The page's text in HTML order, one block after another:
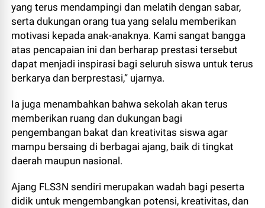
yang terus mendampingi dan melatih dengan sabar,
serta dukungan orang tua yang selalu memberikan
motivasi kepada anak-anaknya. Kami sangat bangga
atas pencapaian ini dan berharap prestasi tersebut
dapat menjadi inspirasi bagi seluruh siswa untuk terus
berkarya dan berprestasi,” ujarnya.
Ia juga menambahkan bahwa sekolah akan terus
memberikan ruang dan dukungan bagi
pengembangan bakat dan kreativitas siswa agar
mampu bersaing di berbagai ajang, baik di tingkat
daerah maupun nasional.
Ajang FLS3N sendiri merupakan wadah bagi peserta
didik untuk mengembangkan potensi, kreativitas, dan